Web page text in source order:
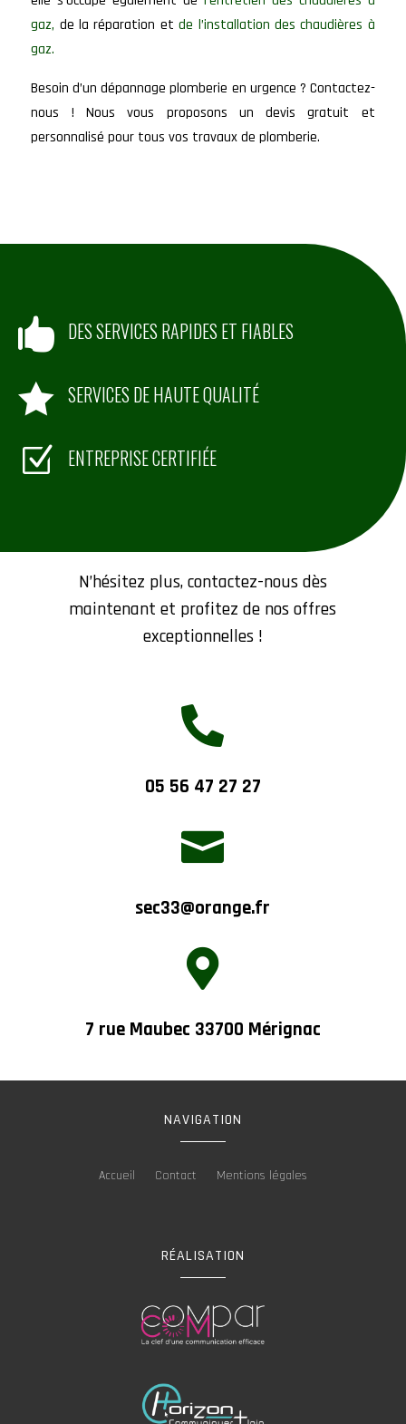
gaz, de la réparation etde l’installation des chaudières à
gaz.
Besoin d’un dépannage plomberie en urgence ? Contactez-
nous ! Nous vous proposons un devis gratuit et
personnalisé pour tous vos travaux de plomberie.
 DES SERVICES RAPIDES ET FIABLES
 SERVICES DE HAUTE QUALITÉ
Z ENTREPRISE CERTIFIÉE
N’hésitez plus, contactez-nous dès
maintenant et profitez de nos offres
exceptionnelles !

05 56 47 27 27

sec33@orange.fr

7 rue Maubec 33700 Mérignac
NAVIGATION
Accueil Contact Mentions légales
RÉALISATION